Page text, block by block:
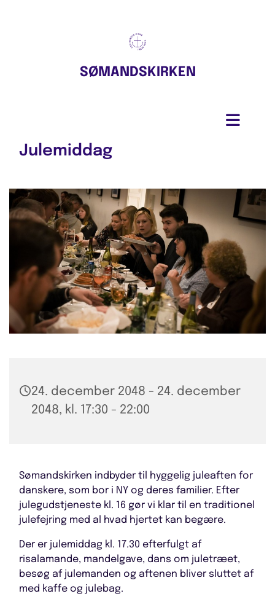
SØMANDSKIRKEN
Julemiddag
24. december 2048 - 24. december
2048, kl. 17:30 - 22:00
Sømandskirken indbyder til hyggelig juleaften for
danskere, som bor i NY og deres familier. Efter
julegudstjeneste kl. 16 gør vi klar til en traditionel
julefejring med al hvad hjertet kan begære.
Der er julemiddag kl. 17.30 efterfulgt af
risalamande, mandelgave, dans om juletræet,
besøg af julemanden og aftenen bliver sluttet af
med kaffe og julebag.